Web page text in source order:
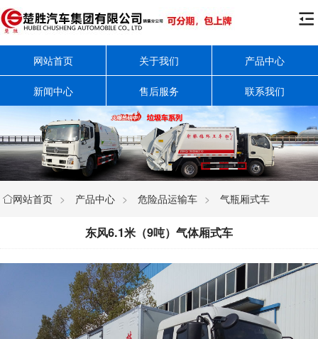

网站首页 关于我们 产品中心
新闻中心 售后服务 联系我们
网站首页 > 产品中心 > 危险品运输车 > 气瓶厢式车
东风6.1米（9吨）气体厢式车